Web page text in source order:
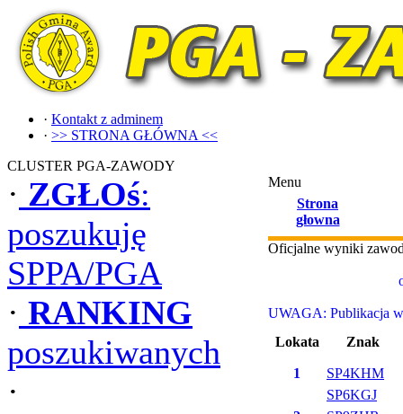
· Kontakt z adminem
· >> STRONA GŁÓWNA <<
CLUSTER PGA-ZAWODY
· ZGŁOś:
poszukuję
SPPA/PGA
· RANKING
poszukiwanych
·
Menu
Strona
głowna
Oficjalne wyniki
UWAGA: Publikacja
Lokata
Znak
1
SP4KHM
SP6KGJ